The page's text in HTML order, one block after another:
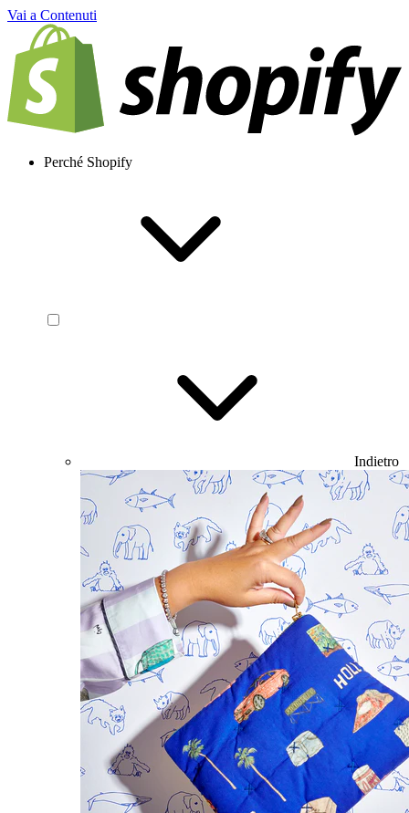
Vai a Contenuti
Perché Shopify
Indietro